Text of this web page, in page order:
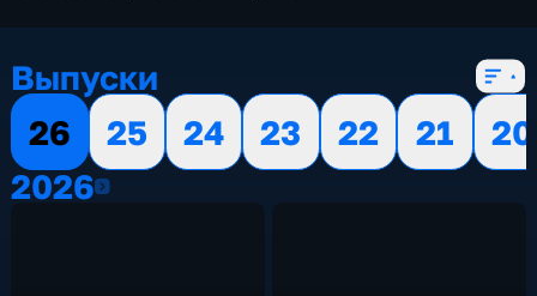
Выпуски
26
25 24 23 22 21
20
20262026